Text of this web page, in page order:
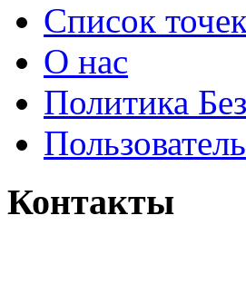
Список
О нас
Политика
Контакты